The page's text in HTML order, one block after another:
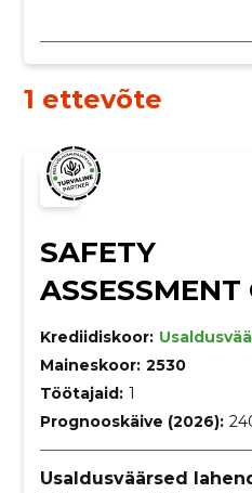
1 ettevõte
SAFETY
ASSESSMENT
Krediidiskoor:
Maineskoor: 2530
Töötajaid: 1
Prognooskäive (2026):
Usaldusväärsed